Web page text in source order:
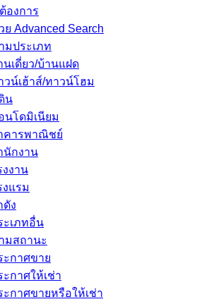
องการ
Advanced Search
มประเภท
นเดี่ยว/บ้านแฝด
วน์เฮ้าส์/ทาวน์โฮม
น
นโดมิเนียม
คารพาณิชย์
นักงาน
งงาน
งแรม
ดัง
ะเภทอื่น
มสถานะ
ะกาศขาย
ะกาศให้เช่า
ะกาศขายหรือให้เช่า